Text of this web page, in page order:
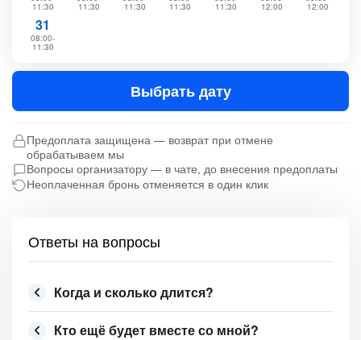
11:30 11:30 11:30 11:30 11:30 12:00 12:00
31
08:00-
11:30
Выбрать дату
Предоплата защищена — возврат при отмене
обрабатываем мы
Вопросы организатору — в чате, до внесения предоплаты
Неоплаченная бронь отменяется в один клик
Ответы на вопросы
Когда и сколько длится?
Кто ещё будет вместе со мной?